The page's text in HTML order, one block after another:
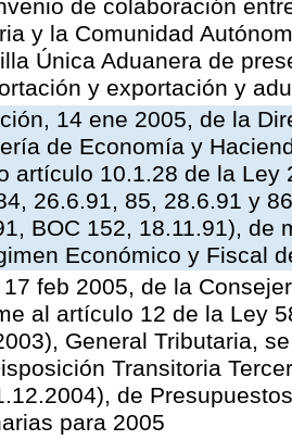
de colaboración
y la Comunidad
Única Aduanera de
y exportación y
14 ene 2005, de la
de Economía y
artículo 10.1.28 de la Ley
26.6.91, 85, 28.6.91 y
BOC 152, 18.11.91), de
Económico y Fiscal
17 feb 2005, de la
al artículo 12 de la Ley
General Tributaria,
Transitoria
de
para 2005